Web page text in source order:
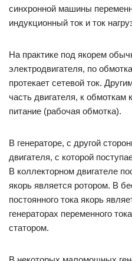
синхронной машины
индукционный ток и ток
На практике под якорем
электродвигателя, по
протекает сетевой ток.
часть двигателя, к обмоткам
питание (рабочая обмотка).
В генераторе, с другой
двигателя, с которой
В коллекторном двигателе
якорь является ротором. В
постоянного тока якорь
генераторах переменного
статором.